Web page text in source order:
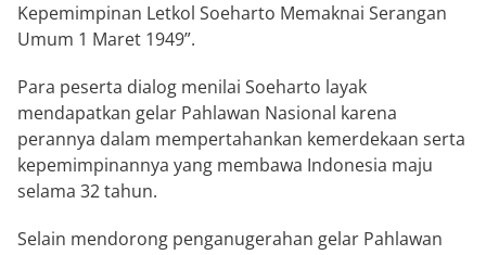
Kepemimpinan Letkol Soeharto Memaknai Serangan
Umum 1 Maret 1949”.
Para peserta dialog menilai Soeharto layak
mendapatkan gelar Pahlawan Nasional karena
perannya dalam mempertahankan kemerdekaan serta
kepemimpinannya yang membawa Indonesia maju
selama 32 tahun.
Selain mendorong penganugerahan gelar Pahlawan